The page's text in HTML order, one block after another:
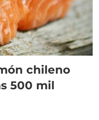
chileno
500 mil